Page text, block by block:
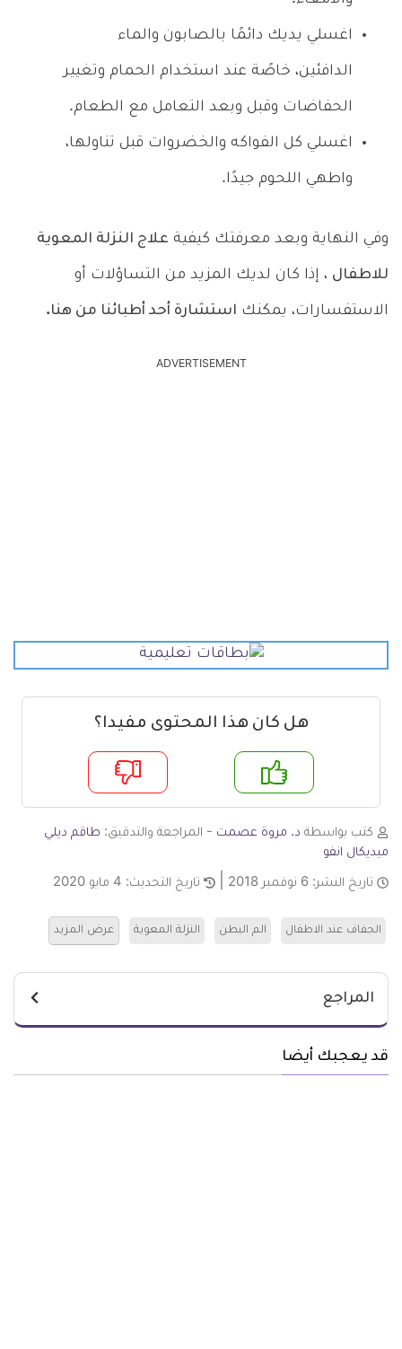
اغسلي يديك دائمًا بالصابون والماء
الدافئين، خاصًة عند استخدام الحمام وتغيير
الحفاضات وقبل وبعد التعامل مع الطعام.
اغسلي كل الفواكه والخضروات قبل تناولها،
واطهي اللحوم جيدًا.
وفي النهاية وبعد معرفتك كيفية علاج النزلة المعوية
للاطفال ، إذا كان لديك المزيد من التساؤلات أو
الاستفسارات، يمكنك استشارة أحد أطبائنا من هنا.
ADVERTISEMENT
هل كان هذا المحتوى مفيدا؟
لا
كتب بواسطة د. مروة عصمت - المراجعة والتدقيق: طاقم ديلي
ميديكال انفو
تاريخ النشر: 6 نوفمبر 2018 تاريخ التحديث: 4 مايو 2020
الجفاف عند الاطفال الم البطن النزلة المعوية عرض المزيد
المراجع
قد يعجبك أيضا